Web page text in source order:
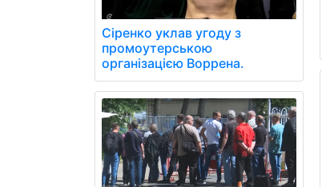
Сіренко уклав угоду з
промоутерською
організацією Воррена.